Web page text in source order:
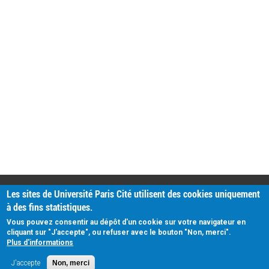
PRATIQUE
Plan d'accès
Intranet
Mentions légales
Données personnelles
Les sites de Université Paris Cité utilisent des cookies uniquement
à des fins statistiques.
Vous pouvez consentir au dépôt d'un cookie sur votre navigateur en
cliquant sur "J'accepte", ou refuser avec le bouton "Non, merci".
Plus d'informations
J'accepte Non, merci